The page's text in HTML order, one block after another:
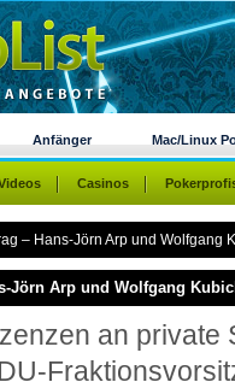
– Hans-Jörn Arp und Wolfgang
Jörn Arp und Wolfgang
an private
Anfänger Mac/Linux
Casinos